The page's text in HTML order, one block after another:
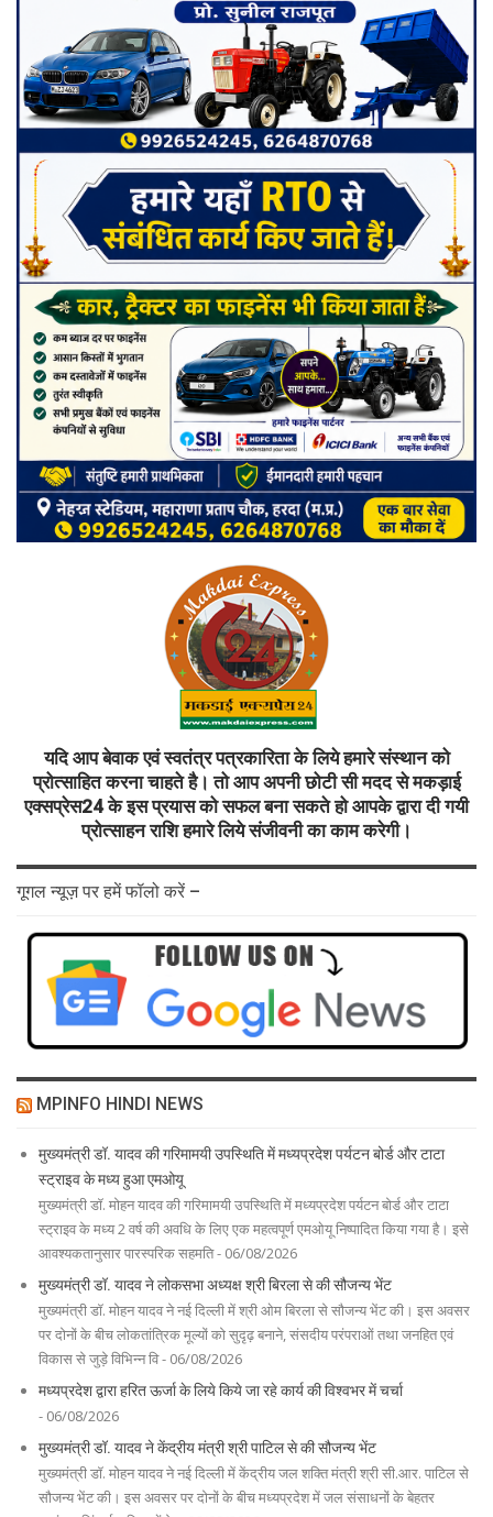
यदि आप बेवाक एवं स्वतंत्र पत्रकारिता के लिये हमारे संस्थान को
प्रोत्साहित करना चाहते है। तो आप अपनी छोटी सी मदद से मकड़ाई
एक्सप्रेस24 के इस प्रयास को सफल बना सकते हो आपके द्वारा दी गयी
प्रोत्साहन राशि हमारे लिये संजीवनी का काम करेगी।
गूगल न्यूज़ पर हमें फॉलो करें –
MPINFO HINDI NEWS
मुख्यमंत्री डॉ. यादव की गरिमामयी उपस्थिति में मध्यप्रदेश पर्यटन बोर्ड और टाटा
स्ट्राइव के मध्य हुआ एमओयू
मुख्यमंत्री डॉ. मोहन यादव की गरिमामयी उपस्थिति में मध्यप्रदेश पर्यटन बोर्ड और टाटा
स्ट्राइव के मध्य 2 वर्ष की अवधि के लिए एक महत्वपूर्ण एमओयू निष्पादित किया गया है। इसे
आवश्यकतानुसार पारस्परिक सहमति - 06/08/2026
मुख्यमंत्री डॉ. यादव ने लोकसभा अध्यक्ष श्री बिरला से की सौजन्य भेंट
मुख्यमंत्री डॉ. मोहन यादव ने नई दिल्ली में श्री ओम बिरला से सौजन्य भेंट की। इस अवसर
पर दोनों के बीच लोकतांत्रिक मूल्यों को सुदृढ़ बनाने, संसदीय परंपराओं तथा जनहित एवं
विकास से जुड़े विभिन्न वि - 06/08/2026
मध्यप्रदेश द्वारा हरित ऊर्जा के लिये किये जा रहे कार्य की विश्वभर में चर्चा
- 06/08/2026
मुख्यमंत्री डॉ. यादव ने केंद्रीय मंत्री श्री पाटिल से की सौजन्य भेंट
मुख्यमंत्री डॉ. मोहन यादव ने नई दिल्ली में केंद्रीय जल शक्ति मंत्री श्री सी.आर. पाटिल से
सौजन्य भेंट की। इस अवसर पर दोनों के बीच मध्यप्रदेश में जल संसाधनों के बेहतर